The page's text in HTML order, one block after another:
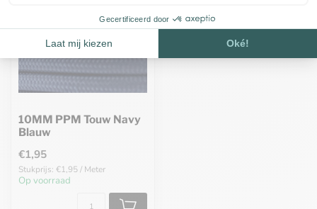
10MM PPM Touw Navy
Blauw
€1,95
Stukprijs: €1,95 / Meter
Op voorraad